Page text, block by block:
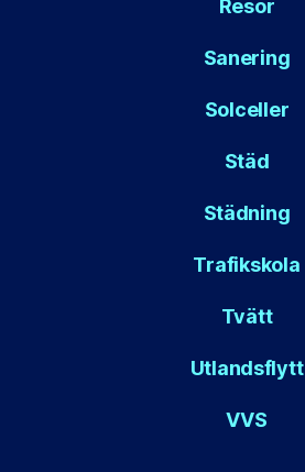
Resor
Sanering
Solceller
Städ
Städning
Trafikskola
Tvätt
Utlandsflytt
VVS